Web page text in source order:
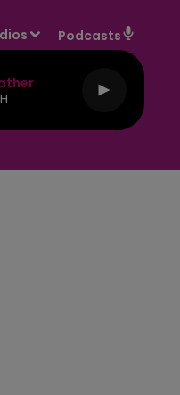
Podcasts